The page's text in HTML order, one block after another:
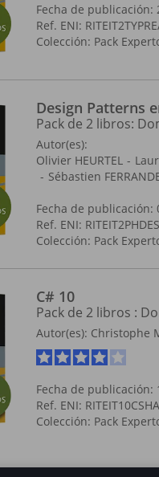
Fecha de publicación:
Ref. ENI:
Colección: Pack
Design Patterns
Pack de 2 libros:
Autor(es):
Olivier HEURTEL
Sébastien
Fecha de publicación:
Ref. ENI: RITEIT2PHDES
Colección: Pack
C# 10
Pack de 2 libros :
Autor(es): Christophe
Fecha de publicación:
Ref. ENI:
Colección: Pack